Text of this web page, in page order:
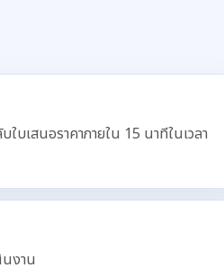
เสนอราคาภายใน 15 นาทีในเวลา
นงาน